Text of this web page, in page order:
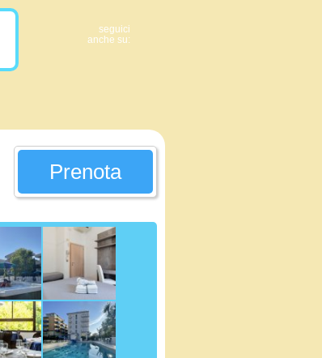
seguici
anche su:
Prenota